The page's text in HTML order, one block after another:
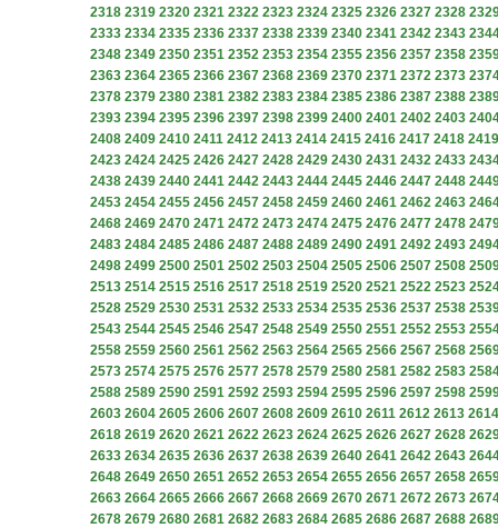
2318 2319 2320 2321 2322 2323 2324 2325 2326 2327 2328
2333 2334 2335 2336 2337 2338 2339 2340 2341 2342 2343
2348 2349 2350 2351 2352 2353 2354 2355 2356 2357 2358
2363 2364 2365 2366 2367 2368 2369 2370 2371 2372 2373
2378 2379 2380 2381 2382 2383 2384 2385 2386 2387 2388
2393 2394 2395 2396 2397 2398 2399 2400 2401 2402 2403
2408 2409 2410 2411 2412 2413 2414 2415 2416 2417 2418 2419
2423 2424 2425 2426 2427 2428 2429 2430 2431 2432 2433
2438 2439 2440 2441 2442 2443 2444 2445 2446 2447 2448
2453 2454 2455 2456 2457 2458 2459 2460 2461 2462 2463
2468 2469 2470 2471 2472 2473 2474 2475 2476 2477 2478
2483 2484 2485 2486 2487 2488 2489 2490 2491 2492 2493
2498 2499 2500 2501 2502 2503 2504 2505 2506 2507 2508
2513 2514 2515 2516 2517 2518 2519 2520 2521 2522 2523
2528 2529 2530 2531 2532 2533 2534 2535 2536 2537 2538
2543 2544 2545 2546 2547 2548 2549 2550 2551 2552 2553
2558 2559 2560 2561 2562 2563 2564 2565 2566 2567 2568
2573 2574 2575 2576 2577 2578 2579 2580 2581 2582 2583
2588 2589 2590 2591 2592 2593 2594 2595 2596 2597 2598
2603 2604 2605 2606 2607 2608 2609 2610 2611 2612 2613 2614
2618 2619 2620 2621 2622 2623 2624 2625 2626 2627 2628
2633 2634 2635 2636 2637 2638 2639 2640 2641 2642 2643
2648 2649 2650 2651 2652 2653 2654 2655 2656 2657 2658
2663 2664 2665 2666 2667 2668 2669 2670 2671 2672 2673
2678 2679 2680 2681 2682 2683 2684 2685 2686 2687 2688